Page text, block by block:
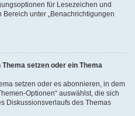
für Lesezeichen und
unter „Benachrichtigungen
setzen oder ein Thema
setzen oder es abonnieren, in dem
Optionen“ auswählst, die sich
Diskussionsverlaufs des Themas